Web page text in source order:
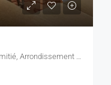
Amitié 2, Commune de Fann-Point E-Amitié, Arrondissement de Dakar-Plateau, Dakar, Région de Dakar, 13000, Sénégal, Amitié 2, Commune de Fann-Point E-Amitié, Arrondissement de Dakar-Plateau, Dakar, Région de Dakar, 13000, Sénégal